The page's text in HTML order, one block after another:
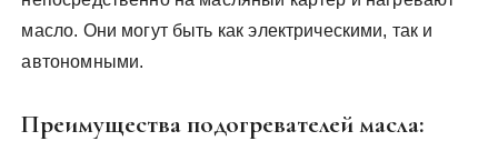
масло. Они могут быть как электрическими, так и
автономными.
Преимущества подогревателей масла: